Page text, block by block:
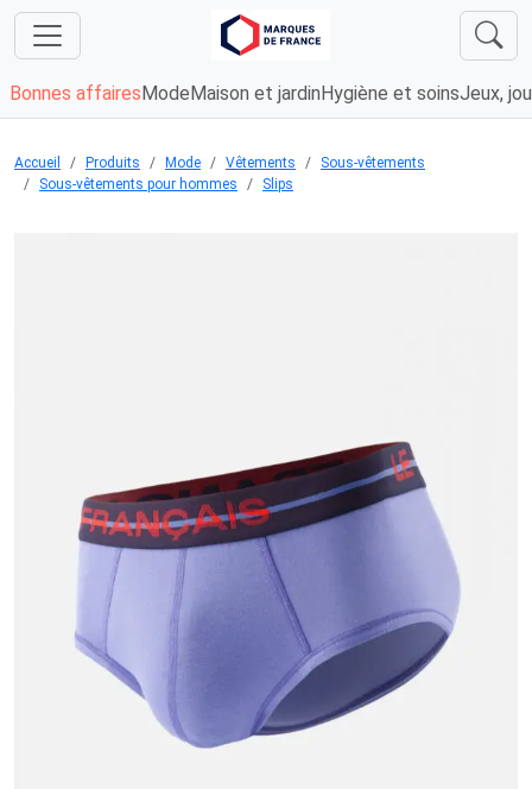
Bonnes affaires Mode Maison et jardin Hygiène et soinsJeux,
Accueil Produits Mode Vêtements
Sous-vêtements
Sous-vêtements pour hommes
Slips